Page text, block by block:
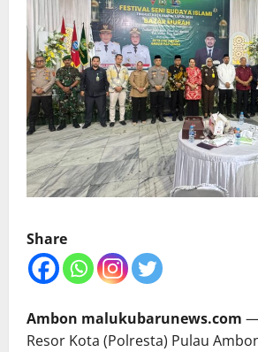
Share
Ambon malukubarunews.com —
Resor Kota (Polresta) Pulau